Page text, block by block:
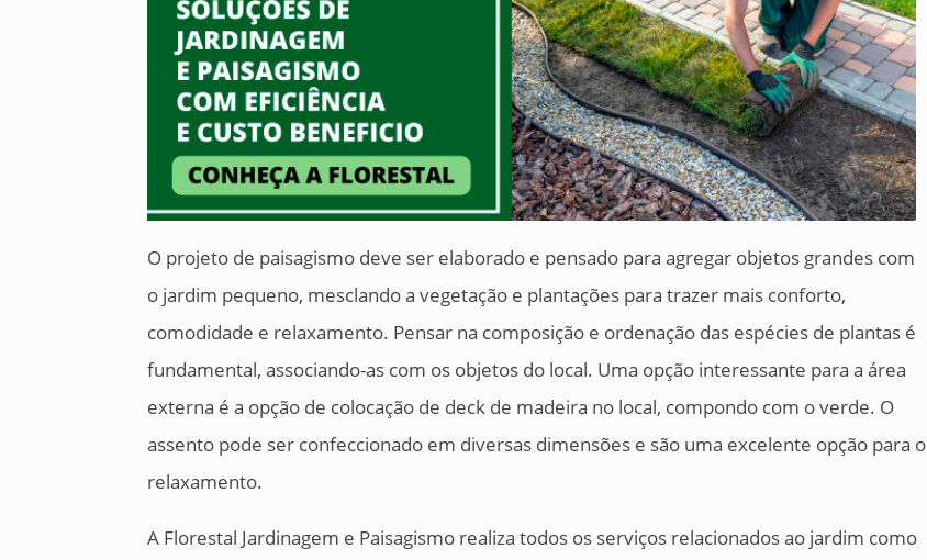
O projeto de paisagismo deve ser elaborado e pensado para agregar objetos grandes com
o jardim pequeno, mesclando a vegetação e plantações para trazer mais conforto,
comodidade e relaxamento. Pensar na composição e ordenação das espécies de plantas é
fundamental, associando-as com os objetos do local. Uma opção interessante para a área
externa é a opção de colocação de deck de madeira no local, compondo com o verde. O
assento pode ser confeccionado em diversas dimensões e são uma excelente opção para o
relaxamento.
A Florestal Jardinagem e Paisagismo realiza todos os serviços relacionados ao jardim como